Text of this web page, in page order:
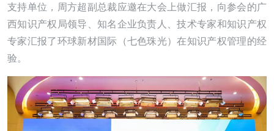
支持单位，周方超副总裁应邀在大会上做汇报，向参会的广
西知识产权局领导、知名企业负责人、技术专家和知识产权
专家汇报了环球新材国际（七色珠光）在知识产权管理的经
验。